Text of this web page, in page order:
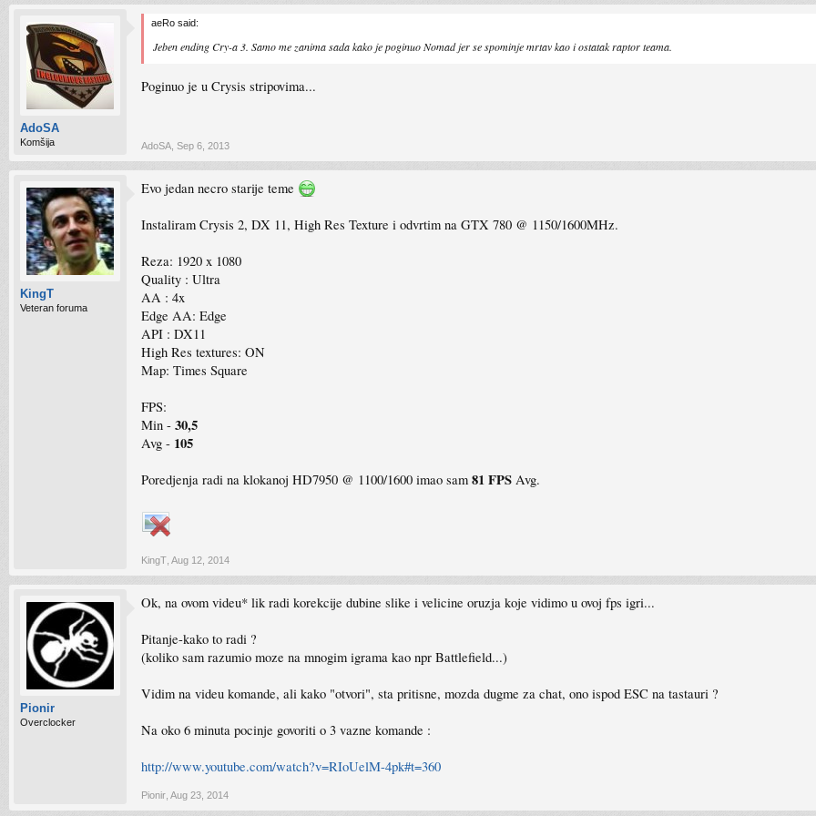
AdoSA
Komšija
aeRo said:
Jeben ending Cry-a 3. Samo me zanima sada kako je poginuo Nomad jer se spominje mrtav kao i ostatak raptor teama.
Poginuo je u Crysis stripovima...
AdoSA Sep 6, 2013
KingT
Veteran foruma
Evo jedan necro starije teme
Instaliram Crysis 2, DX 11, High Res Texture i odvrtim na GTX 780 @ 1150/1600MHz.
Reza: 1920 x 1080
Quality : Ultra
AA : 4x
Edge AA: Edge
API : DX11
High Res textures: ON
Map: Times Square
FPS:
Min - 30,5
Avg - 105
Poredjenja radi na klokanoj HD7950 @ 1100/1600 imao sam 81 FPS Avg.
KingT Aug 12, 2014
Pionir
Overclocker
Ok, na ovom videu* lik radi korekcije dubine slike i velicine oruzja koje vidimo u ovoj fps igri...
Pitanje-kako to radi ?
(koliko sam razumio moze na mnogim igrama kao npr Battlefield...)
Vidim na videu komande, ali kako "otvori", sta pritisne, mozda dugme za chat, ono ispod ESC na tastauri ?
Na oko 6 minuta pocinje govoriti o 3 vazne komande :
http://www.youtube.com/watch?v=RIoUelM-4pk#t=360
Pionir Aug 23, 2014